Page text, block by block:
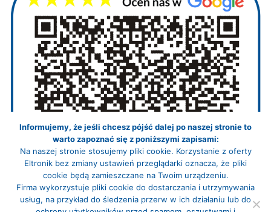
Informujemy, że jeśli chcesz pójść dalej po naszej stronie to
warto zapoznać się z poniższymi zapisami:
Na naszej stronie stosujemy pliki cookie. Korzystanie z oferty
Eltronik bez zmiany ustawień przeglądarki oznacza, że pliki
cookie będą zamieszczane na Twoim urządzeniu.
Firma wykorzystuje pliki cookie do dostarczania i utrzymywania
usług, na przykład do śledzenia przerw w ich działaniu lub do